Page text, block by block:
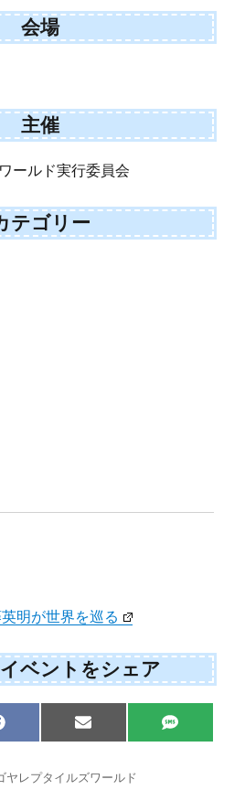
会場
主催
ールド実行委員会
テゴリー
明が世界を巡る
ベントをシェア
Share
on
F
a
e
b
Share
on
E
m
i
Share
on
S
M
ヤレプタイルズワールド